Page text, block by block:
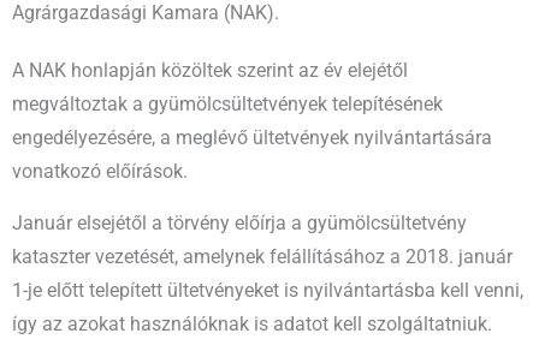
Agrárgazdasági Kamara (NAK).
A NAK honlapján közöltek szerint az év elejétől
megváltoztak a gyümölcsültetvények telepítésének
engedélyezésére, a meglévő ültetvények nyilvántartására
vonatkozó előírások.
Január elsejétől a törvény előírja a gyümölcsültetvény
kataszter vezetését, amelynek felállításához a 2018. január
1-je előtt telepített ültetvényeket is nyilvántartásba kell venni,
így az azokat használóknak is adatot kell szolgáltatniuk.